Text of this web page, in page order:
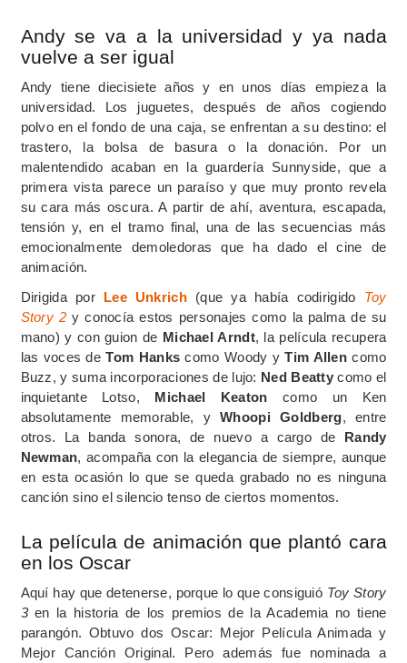
Andy se va a la universidad y ya nada
vuelve a ser igual
Andy tiene diecisiete años y en unos días empieza la
universidad. Los juguetes, después de años cogiendo
polvo en el fondo de una caja, se enfrentan a su destino: el
trastero, la bolsa de basura o la donación. Por un
malentendido acaban en la guardería Sunnyside, que a
primera vista parece un paraíso y que muy pronto revela
su cara más oscura. A partir de ahí, aventura, escapada,
tensión y, en el tramo final, una de las secuencias más
emocionalmente demoledoras que ha dado el cine de
animación.
Dirigida por Lee Unkrich(que ya había codirigido Toy
Story 2 y conocía estos personajes como la palma de su
mano) y con guion de Michael Arndt, la película recupera
las voces deTom Hanks como Woody yTim Allen como
Buzz, y suma incorporaciones de lujo: Ned Beatty como el
inquietante Lotso, Michael Keaton como un Ken
absolutamente memorable, yWhoopi Goldberg, entre
otros. La banda sonora, de nuevo a cargo de Randy
Newman, acompaña con la elegancia de siempre, aunque
en esta ocasión lo que se queda grabado no es ninguna
canción sino el silencio tenso de ciertos momentos.
La película de animación que plantó cara
en los Oscar
Aquí hay que detenerse, porque lo que consiguió Toy Story
3en la historia de los premios de la Academia no tiene
parangón. Obtuvo dos Oscar: Mejor Película Animada y
Mejor Canción Original. Pero además fue nominada a